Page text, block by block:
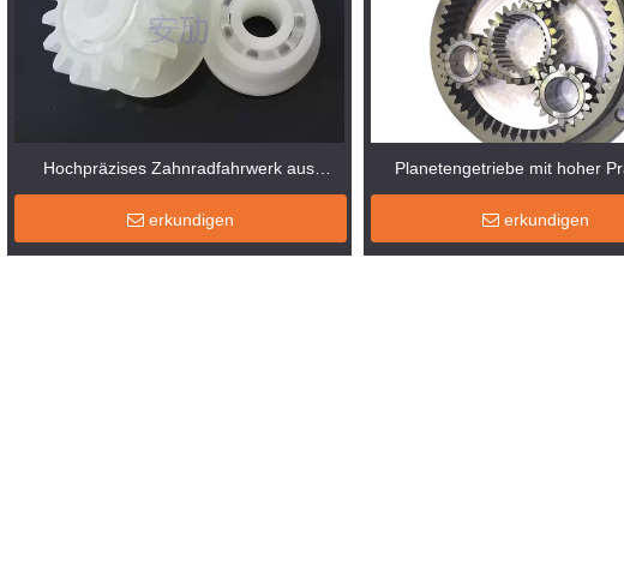
Hochpräzises Zahnradfahrwerk aus
Kunststoff
erkundigen
Planetengetriebe mit hoher
erkundigen